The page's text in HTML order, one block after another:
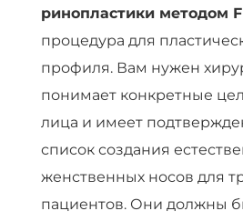
ринопластики методом
процедура для
профиля. Вам нужен
понимает конкретные
лица и имеет
список создания
женственных носов для
пациентов. Они должны